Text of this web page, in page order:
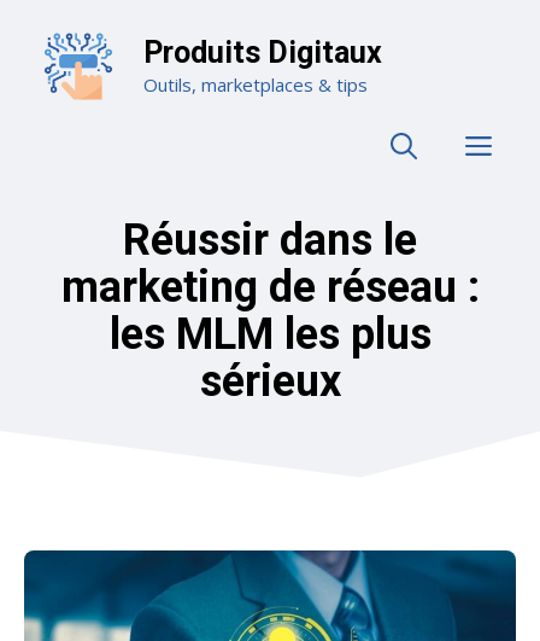
contenu
Produits Digitaux
Outils, marketplaces & tips
Réussir dans le
marketing de réseau :
les MLM les plus
sérieux